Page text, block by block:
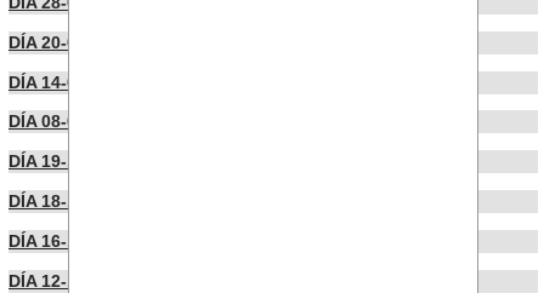
DÍA 20-01-2025
DÍA 14-01-2025
DÍA 08-01-2025
DÍA 19-12-2024
DÍA 18-12-2024
DÍA 16-12-2024
DÍA 12-12-2024